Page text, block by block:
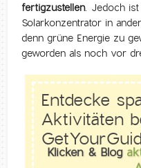
fertigzustellen. Jedoch ist
Solarkonzentrator in
denn grüne Energie zu
geworden als noch vor
Entdecke
Aktivitäten
Klicken & Blog